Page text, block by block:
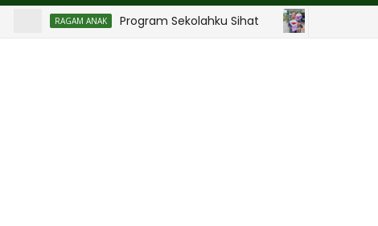
RAGAM ANAK Program Sekolahku Sihat MARRIAGE WORLD